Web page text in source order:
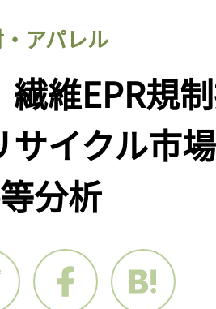
アパレル
繊維EPR規
サイクル市
分析